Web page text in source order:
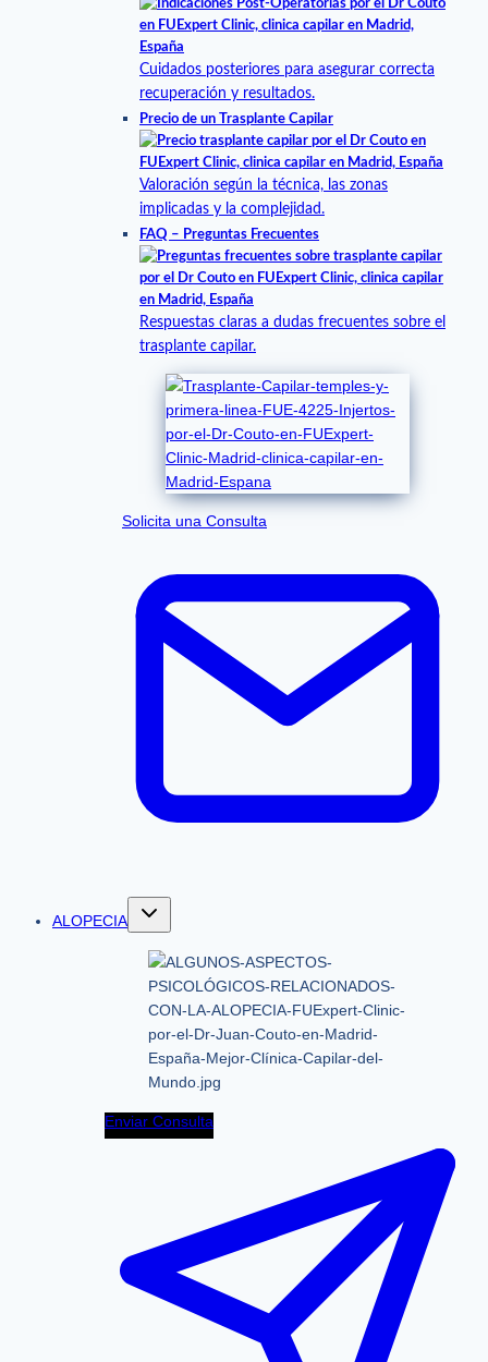
Cuidados posteriores para asegurar correcta
recuperación y resultados.
Precio de un Trasplante Capilar
Valoración según la técnica, las zonas
implicadas y la complejidad.
FAQ – Preguntas Frecuentes
Respuestas claras a dudas frecuentes sobre el
trasplante capilar.
Solicita una Consulta
ALOPECIA
Enviar Consulta